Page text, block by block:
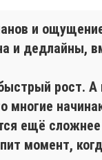
и
и дедлайны,
рост. А
ещё
момент,